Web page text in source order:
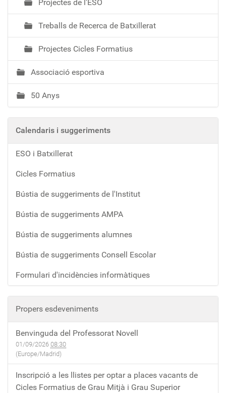
Projectes de l'ESO
Treballs de Recerca de Batxillerat
Projectes Cicles Formatius
Associació esportiva
50 Anys
Calendaris i suggeriments
ESO i Batxillerat
Cicles Formatius
Bústia de suggeriments de l'Institut
Bústia de suggeriments AMPA
Bústia de suggeriments alumnes
Bústia de suggeriments Consell Escolar
Formulari d'incidències informàtiques
Propers esdeveniments
Benvinguda del Professorat Novell
01/09/2026 08:30
(Europe/Madrid)
Inscripció a les llistes per optar a places vacants de
Cicles Formatius de Grau Mitjà i Grau Superior